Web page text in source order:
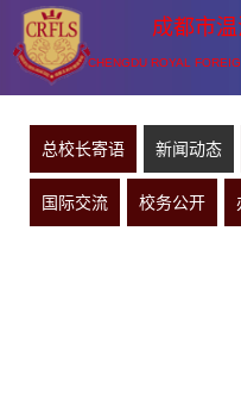
成都市
CHENGDU ROYAL
总校长寄语 新闻动态
国际交流 校务公开